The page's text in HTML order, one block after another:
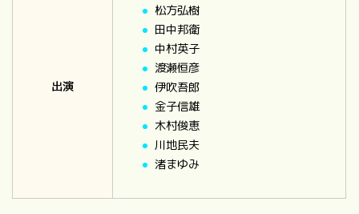
出演
松方弘樹
田中邦衛
中村英子
渡瀬恒彦
伊吹吾郎
金子信雄
木村俊恵
川地民夫
渚まゆみ